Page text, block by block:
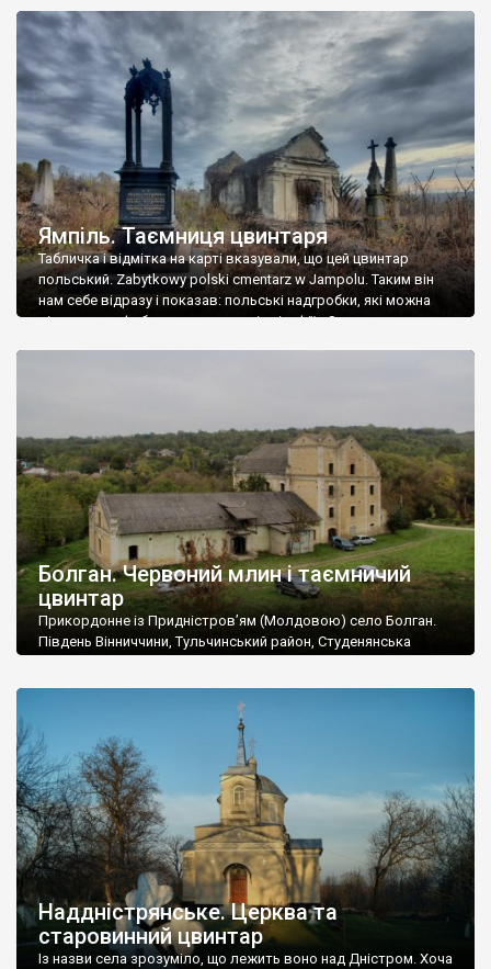
Ямпіль. Таємниця цвинтаря
Табличка і відмітка на карті вказували, що цей цвинтар
польський. Zabytkowy polski cmentarz w Jampolu. Таким він
нам себе відразу і показав: польські надгробки, які можна
віднести до фабричних, польські епітафії… Загалом цвинтар
Болган. Червоний млин і таємничий
цвинтар
Прикордонне із Придністров’ям (Молдовою) село Болган.
Південь Вінниччини, Тульчинський район, Студенянська
старовинний цвинтар із кам’яними хрестами. Всі епітафії, які
збереглися, написані кирилицею, церковнослов’янською
мовою. За всіма традиційними ознаками – цвинтар
український. Хрести датуються 19 століттям. У 1924-1940
роках Болган […]
Наддністрянське. Церква та
старовинний цвинтар
Із назви села зрозуміло, що лежить воно над Дністром. Хоча